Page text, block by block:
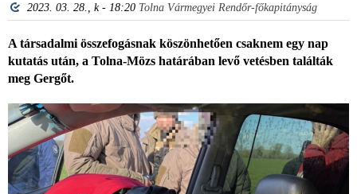
2023. 03. 28., k - 18:20 Tolna Vármegyei Rendőr-főkapitányság
A társadalmi összefogásnak köszönhetően csaknem egy nap
kutatás után, a Tolna-Mözs határában levő vetésben találták
meg Gergőt.